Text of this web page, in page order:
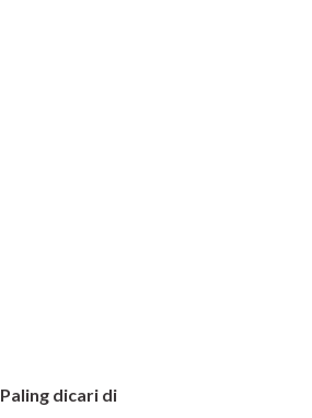
Paling dicari di